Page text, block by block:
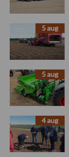
5 aug
5 aug
4 aug